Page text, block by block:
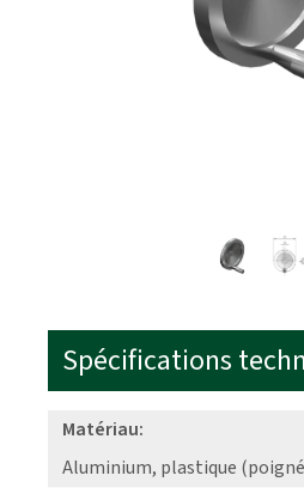
Spécifications
Matériau:
Aluminium, plastique